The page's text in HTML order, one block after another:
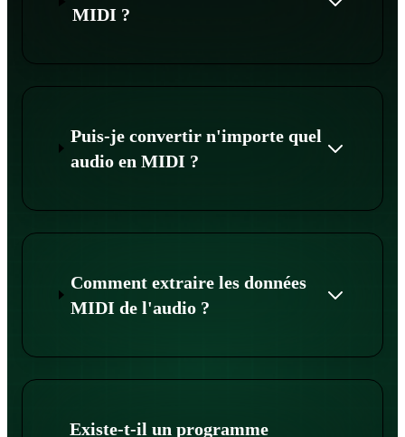
MIDI ?
Puis-je convertir n'importe quel
audio en MIDI ?
Comment extraire les données
MIDI de l'audio ?
Existe-t-il un programme